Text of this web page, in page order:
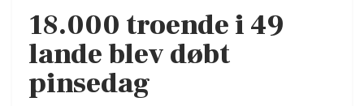
18.000 troende i 49
lande blev døbt
pinsedag